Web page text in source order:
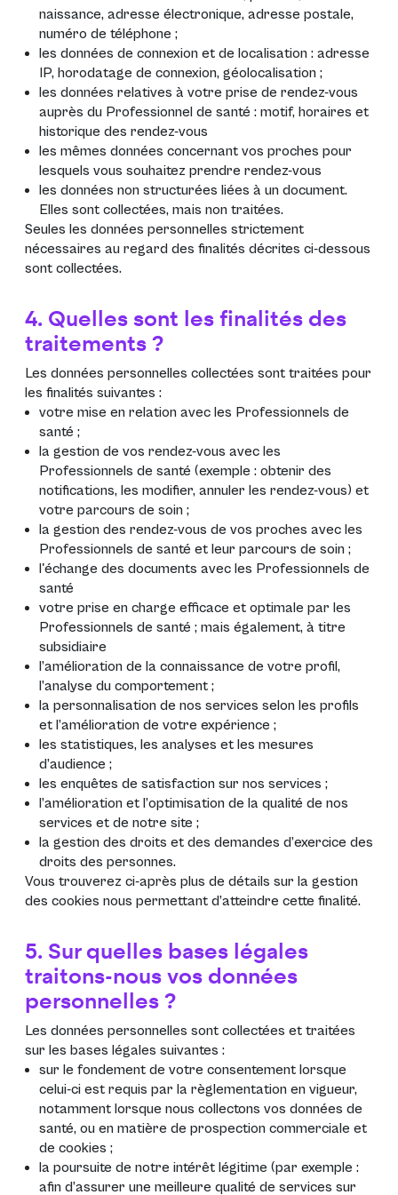
naissance, adresse électronique, adresse postale,
numéro de téléphone ;
les données de connexion et de localisation : adresse
IP, horodatage de connexion, géolocalisation ;
les données relatives à votre prise de rendez-vous
auprès du Professionnel de santé : motif, horaires et
historique des rendez-vous
les mêmes données concernant vos proches pour
lesquels vous souhaitez prendre rendez-vous
les données non structurées liées à un document.
Elles sont collectées, mais non traitées.
Seules les données personnelles strictement
nécessaires au regard des finalités décrites ci-dessous
sont collectées.
4. Quelles sont les finalités des
traitements ?
Les données personnelles collectées sont traitées pour
les finalités suivantes :
votre mise en relation avec les Professionnels de
santé ;
la gestion de vos rendez-vous avec les
Professionnels de santé (exemple : obtenir des
notifications, les modifier, annuler les rendez-vous) et
votre parcours de soin ;
la gestion des rendez-vous de vos proches avec les
Professionnels de santé et leur parcours de soin ;
l'échange des documents avec les Professionnels de
santé
votre prise en charge efficace et optimale par les
Professionnels de santé ; mais également, à titre
subsidiaire
l’amélioration de la connaissance de votre profil,
l’analyse du comportement ;
la personnalisation de nos services selon les profils
et l’amélioration de votre expérience ;
les statistiques, les analyses et les mesures
d’audience ;
les enquêtes de satisfaction sur nos services ;
l’amélioration et l’optimisation de la qualité de nos
services et de notre site ;
la gestion des droits et des demandes d’exercice des
droits des personnes.
Vous trouverez ci-après plus de détails sur la gestion
des cookies nous permettant d’atteindre cette finalité.
5. Sur quelles bases légales
traitons-nous vos données
personnelles ?
Les données personnelles sont collectées et traitées
sur les bases légales suivantes :
sur le fondement de votre consentement lorsque
celui-ci est requis par la règlementation en vigueur,
notamment lorsque nous collectons vos données de
santé, ou en matière de prospection commerciale et
de cookies ;
la poursuite de notre intérêt légitime (par exemple :
afin d’assurer une meilleure qualité de services sur